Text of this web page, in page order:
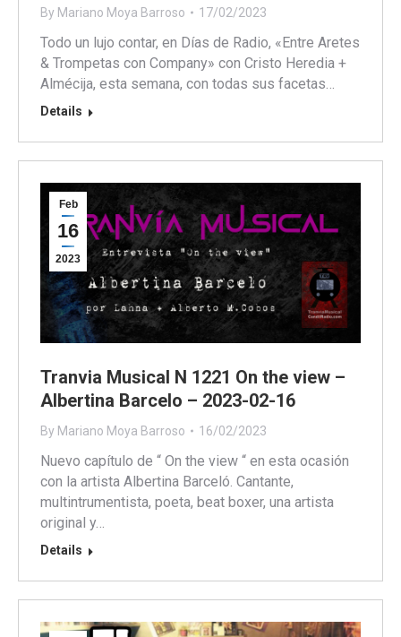
By Mariano Moya Barroso 17/02/2023
Todo un lujo contar, en Días de Radio, «Entre Aretes
& Trompetas con Company» con Cristo Heredia +
Almécija, esta semana, con todas sus facetas…
Details
Feb
16
2023
Tranvia Musical N 1221 On the view –
Albertina Barcelo – 2023-02-16
By Mariano Moya Barroso 16/02/2023
Nuevo capítulo de “ On the view “ en esta ocasión
con la artista Albertina Barceló. Cantante,
multintrumentista, poeta, beat boxer, una artista
original y…
Details